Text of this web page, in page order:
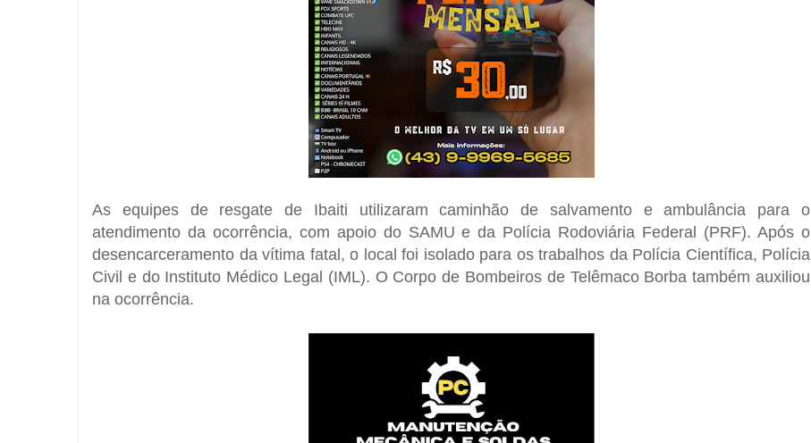
As equipes de resgate de Ibaiti utilizaram caminhão de salvamento e ambulância para o
atendimento da ocorrência, com apoio do SAMU e da Polícia Rodoviária Federal (PRF). Após o
desencarceramento da vítima fatal, o local foi isolado para os trabalhos da Polícia Científica, Polícia
Civil e do Instituto Médico Legal (IML). O Corpo de Bombeiros de Telêmaco Borba também auxiliou
na ocorrência.